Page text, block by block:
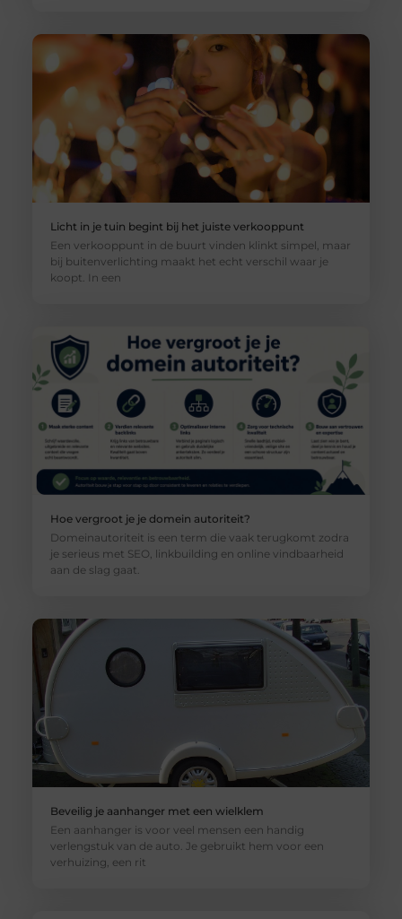
Licht in je tuin begint bij het juiste verkooppunt
Een verkooppunt in de buurt vinden klinkt simpel, maar
bij buitenverlichting maakt het echt verschil waar je
koopt. In een
Hoe vergroot je je domein autoriteit?
Domeinautoriteit is een term die vaak terugkomt zodra
je serieus met SEO, linkbuilding en online vindbaarheid
aan de slag gaat.
Beveilig je aanhanger met een wielklem
Een aanhanger is voor veel mensen een handig
verlengstuk van de auto. Je gebruikt hem voor een
verhuizing, een rit